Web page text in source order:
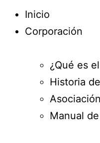
Inicio
Corporación
¿Qué es
Historia
Manual